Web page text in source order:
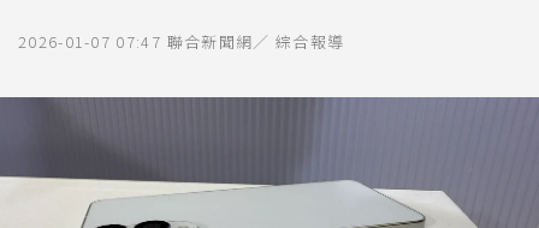
2026-01-07 07:47 聯合新聞網／ 綜合報導